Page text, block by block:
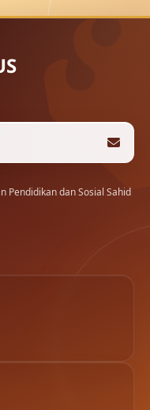
Pendidikan dan Sosial Sahid